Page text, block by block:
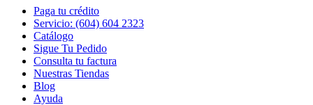
Paga tu crédito
Servicio: (604) 604 2323
Catálogo
Sigue Tu Pedido
Consulta tu factura
Nuestras Tiendas
Blog
Ayuda